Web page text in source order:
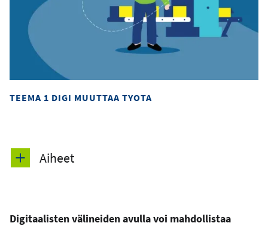
TEEMA 1 DIGI MUUTTAA TYOTA
Digitaalisten välineiden avulla voi mahdollistaa
Aiheet